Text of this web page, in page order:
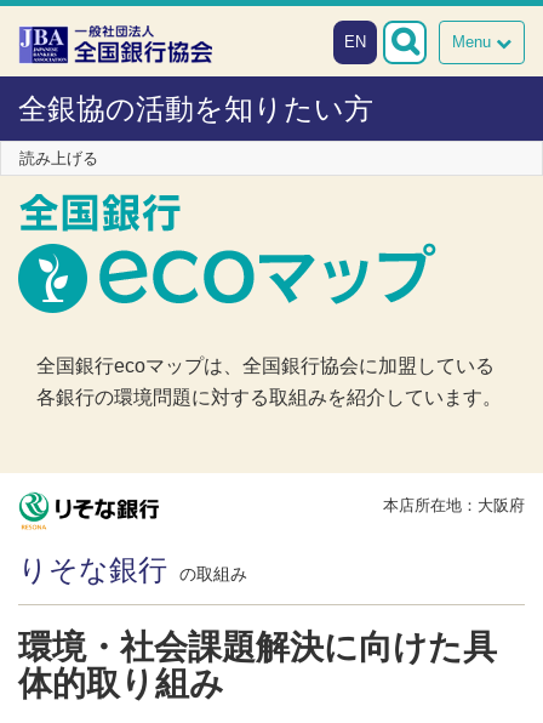
本文へスキップ
障がい者向け相談窓口
Menu
EN
全銀協の活動を知りたい方
読み上げる
全国銀行ecoマップは、全国銀行協会に加盟している
各銀行の環境問題に対する取組みを紹介しています。
本店所在地：大阪府
りそな銀行 の取組み
環境・社会課題解決に向けた具
体的取り組み